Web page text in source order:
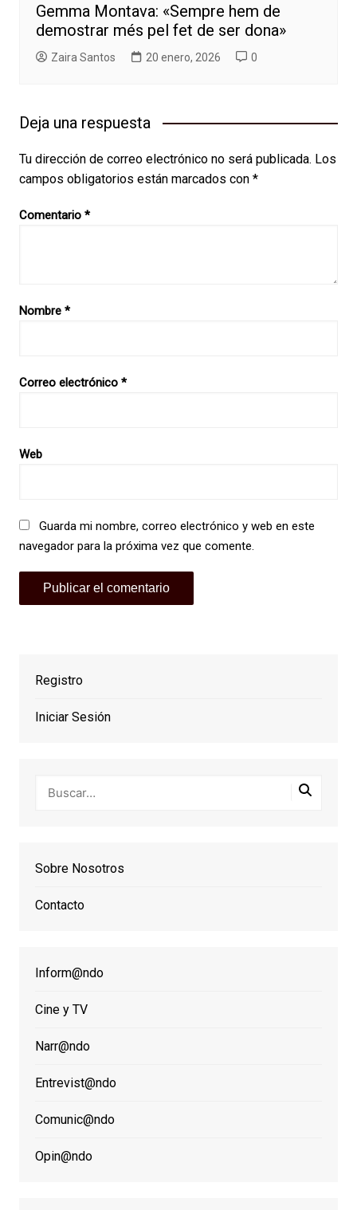
Gemma Montava: «Sempre hem de
demostrar més pel fet de ser dona»
Zaira Santos 20 enero, 2026 0
Deja una respuesta
Tu dirección de correo electrónico no será publicada. Los
campos obligatorios están marcados con *
Comentario *
Nombre *
Correo electrónico *
Web
Guarda mi nombre, correo electrónico y web en este
navegador para la próxima vez que comente.
Registro
Iniciar Sesión
Sobre Nosotros
Contacto
Inform@ndo
Cine y TV
Narr@ndo
Entrevist@ndo
Comunic@ndo
Opin@ndo